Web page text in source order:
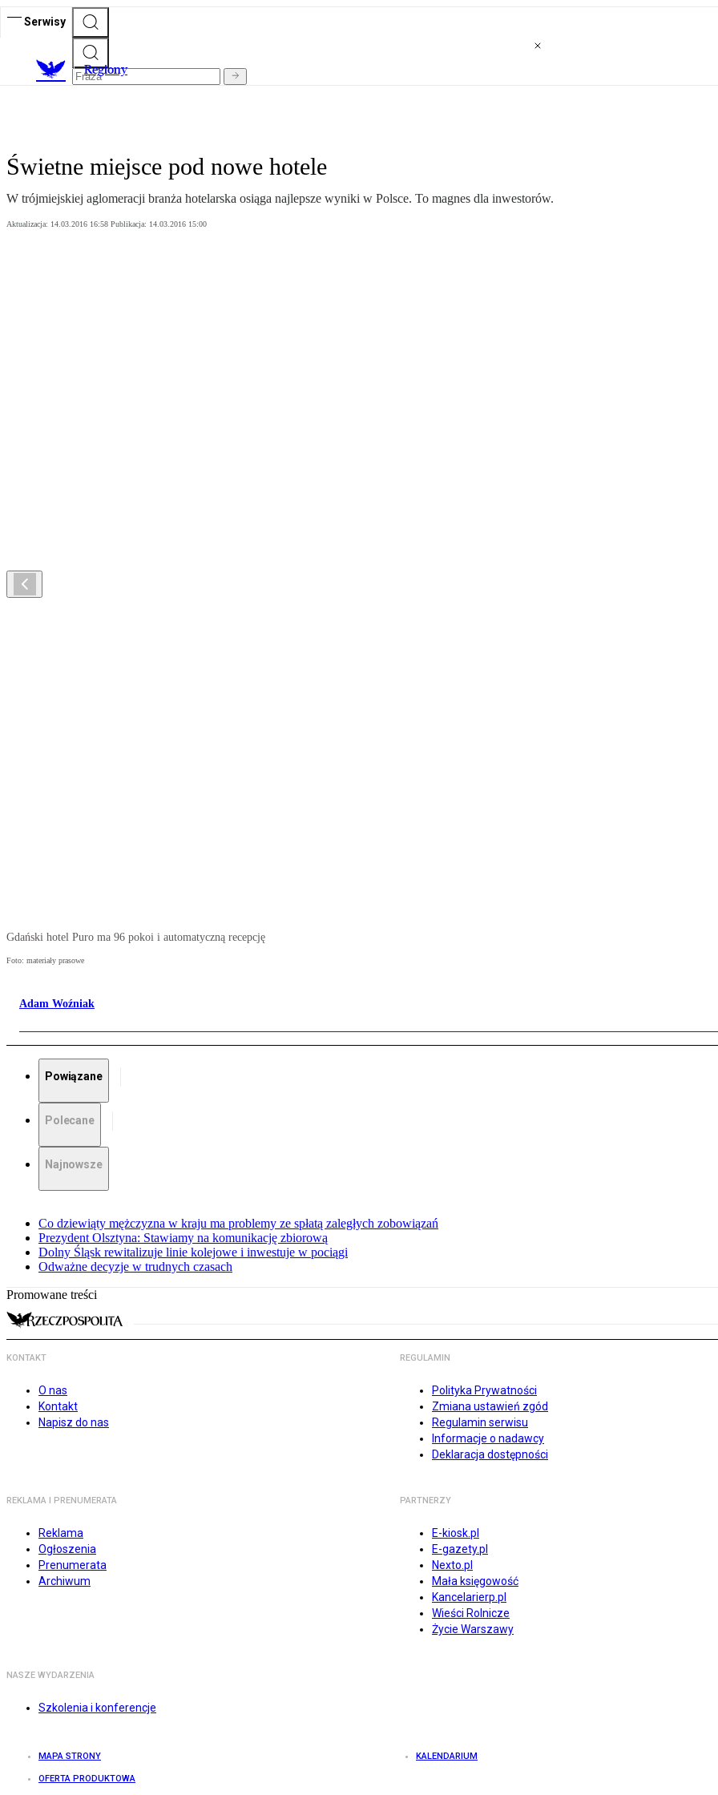
Serwisy
Regiony
Świetne miejsce pod nowe hotele
W trójmiejskiej aglomeracji branża hotelarska osiąga najlepsze wyniki w Polsce. To magnes dla inwestorów.
Aktualizacja: 14.03.2016 16:58 Publikacja: 14.03.2016 15:00
Gdański hotel Puro ma 96 pokoi i automatyczną recepcję
Foto: materiały prasowe
Adam Woźniak
Powiązane
Polecane
Najnowsze
Co dziewiąty mężczyzna w kraju ma problemy ze spłatą zaległych zobowiązań
Prezydent Olsztyna: Stawiamy na komunikację zbiorową
Dolny Śląsk rewitalizuje linie kolejowe i inwestuje w pociągi
Odważne decyzje w trudnych czasach
Promowane treści
KONTAKT
O nas
Kontakt
Napisz do nas
REGULAMIN
Polityka Prywatności
Zmiana ustawień zgód
Regulamin serwisu
Informacje o nadawcy
Deklaracja dostępności
REKLAMA I PRENUMERATA
Reklama
Ogłoszenia
Prenumerata
Archiwum
PARTNERZY
E-kiosk.pl
E-gazety.pl
Nexto.pl
Mała księgowość
Kancelarierp.pl
Wieści Rolnicze
Życie Warszawy
NASZE WYDARZENIA
Szkolenia i konferencje
MAPA STRONY KALENDARIUM
OFERTA PRODUKTOWA